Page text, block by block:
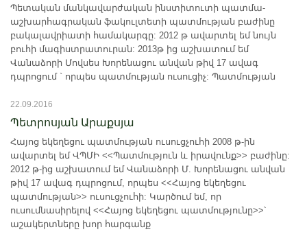
Պետական մանկավարժական ինստիտուտի պատմա-
աշխարհագրական ֆակուլտետի պատմության բաժինը
բակալավրիատի համակարգը: 2012 թ ավարտել եմ նույն
բուհի մագիստրատուրան: 2013թ ից աշխատում եմ
Վանաձորի Մովսես Խորենացու անվան թիվ 17 ավագ
դպրոցում ` որպես պատմության ուսուցիչ: Պատմության
22.09.2016
Պետրոսյան Արաքսյա
Հայոց եկեղեցու պատմության ուսուցչուհի 2008 թ-ին
ավարտել եմ ՎՊՄԻ <<Պատմություն և իրավունք>> բաժինը:
2012 թ-ից աշխատում եմ Վանաձորի Մ. Խորենացու անվան
թիվ 17 ավագ դպրոցում, որպես <<Հայոց եկեղեցու
պատմության>> ուսուցչուհի: Կարծում եմ, որ
ուսումնասիրելով <<Հայոց եկեղեցու պատմությունը>>՝
աշակերտները խոր հարգանք